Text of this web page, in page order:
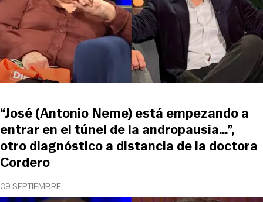
09 SEPTIEMBRE
“José (Antonio Neme) está empezando a
entrar en el túnel de la andropausia…”,
otro diagnóstico a distancia de la doctora
Cordero